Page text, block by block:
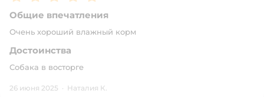
Общие впечатления
Очень хороший влажный корм
Достоинства
Собака в восторге
26 июня 2025 · Наталия К.